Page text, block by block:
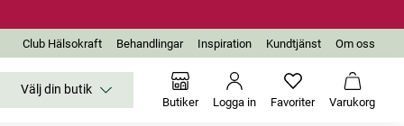
Club Hälsokraft Behandlingar Inspiration Kundtjänst Om oss
Välj din butik
Butiker Logga in FavoriterInga favoriter
Varukorg